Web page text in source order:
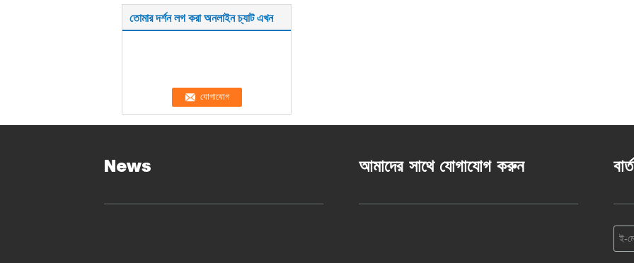
তোমার দর্শন লগ করা অনলাইন চ্যাট এখন
News আমাদের সাথে যোগাযোগ করুন